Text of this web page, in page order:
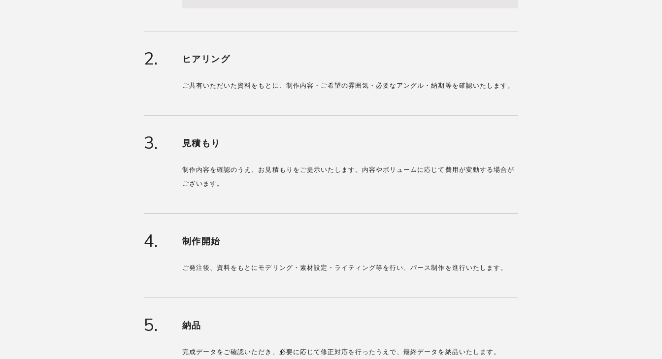
2. ヒアリング
ご共有いただいた資料をもとに、制作内容・ご希望の雰囲気・必要なアングル・納期等を確認いたします。
3. 見積もり
制作内容を確認のうえ、お見積もりをご提示いたします。内容やボリュームに応じて費用が変動する場合が
ございます。
4. 制作開始
ご発注後、資料をもとにモデリング・素材設定・ライティング等を行い、パース制作を進行いたします。
5. 納品
完成データをご確認いただき、必要に応じて修正対応を行ったうえで、最終データを納品いたします。